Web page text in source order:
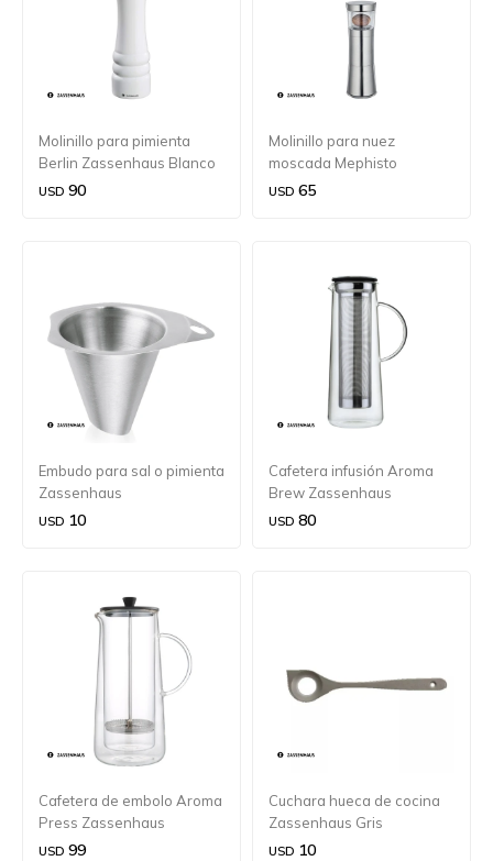
Molinillo para pimienta
Berlin Zassenhaus Blanco
24 cm.
USD 90
Molinillo para nuez
moscada Mephisto
Zassenhaus 13 cm.
USD 65
Embudo para sal o pimienta
Zassenhaus
USD 10
Cafetera infusión Aroma
Brew Zassenhaus
USD 80
Cafetera de embolo Aroma
Press Zassenhaus
USD 99
Cuchara hueca de cocina
Zassenhaus Gris
USD 10